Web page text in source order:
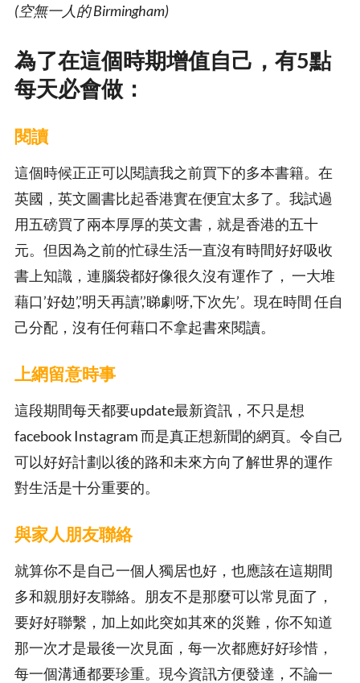
(空無一人的 Birmingham)
為了在這個時期增值自己，有5點
每天必會做：
閱讀
這個時候正正可以閱讀我之前買下的多本書籍。在
英國，英文圖書比起香港實在便宜太多了。我試過
用五磅買了兩本厚厚的英文書，就是香港的五十
元。但因為之前的忙碌生活一直沒有時間好好吸收
書上知識，連腦袋都好像很久沒有運作了， 一大堆
藉口’好攰’,’明天再讀’,’睇劇呀,下次先’。現在時間 任自
己分配，沒有任何藉口不拿起書來閱讀。
上網留意時事
這段期間每天都要update最新資訊，不只是想
facebook Instagram 而是真正想新聞的網頁。令自己
可以好好計劃以後的路和未來方向了解世界的運作
對生活是十分重要的。
與家人朋友聯絡
就算你不是自己一個人獨居也好，也應該在這期間
多和親朋好友聯絡。朋友不是那麼可以常見面了，
要好好聯繫，加上如此突如其來的災難，你不知道
那一次才是最後一次見面，每一次都應好好珍惜，
每一個溝通都要珍重。現今資訊方便發達，不論一